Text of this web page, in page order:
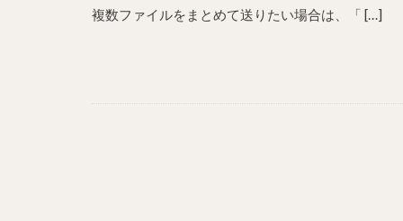
複数ファイルをまとめて送りたい場合は、「 […]